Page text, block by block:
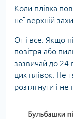
Коли плівка
неї верхній
От і все. Якщо
повітря або
зазвичай до 24
цих плівок. Не
розтягнути і не